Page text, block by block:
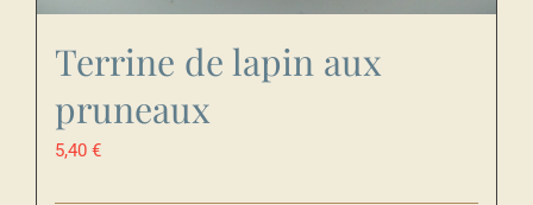
Terrine de lapin aux
pruneaux
5,40 €